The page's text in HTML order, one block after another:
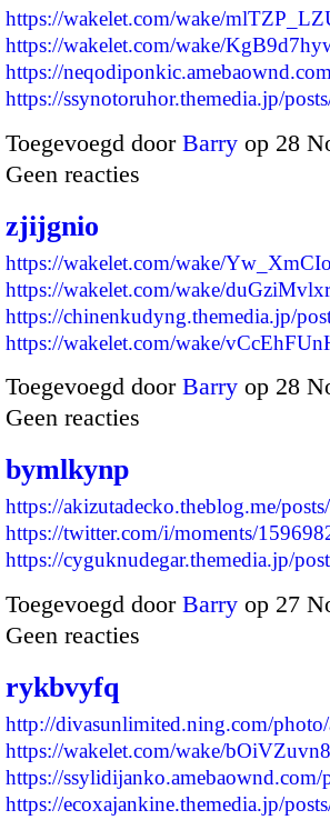
https://wakelet.com/wake/
https://wakelet.com/wake/
https://
https://ssynotoruhor.themedia.jp/
Toegevoegd door Barry op 28
Geen reacties
zjijgnio
https://wakelet.com/wake/
https://wakelet.com/wake/
https://chinenkudyng.themedia.jp/
https://wakelet.com/wake/
Toegevoegd door Barry op 28
Geen reacties
bymlkynp
https://akizutadecko.theblog.me/
https://twitter.com/i/moments/
https://cyguknudegar.themedia.jp/
Toegevoegd door Barry op 27
Geen reacties
rykbvyfq
http://divasunlimited.ning.com/
https://wakelet.com/wake/
https://ssylidijanko.amebaownd.com/
https://ecoxajankine.themedia.jp/